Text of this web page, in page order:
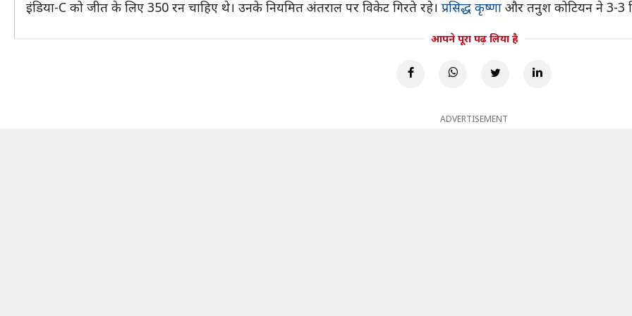
इंडिया-C को जीत के लिए 350 रन चाहिए थे। उनके नियमित अंतराल पर विकेट गिरते रहे। प्रसिद्ध कृष्णा और तनुश कोटियन ने 3-3
आपने पूरा पढ़ लिया है
ADVERTISEMENT